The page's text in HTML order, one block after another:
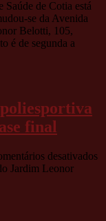
de Cotia está
se da Avenida
Belotti, 105,
é de segunda a
final
desativados
Jardim Leonor